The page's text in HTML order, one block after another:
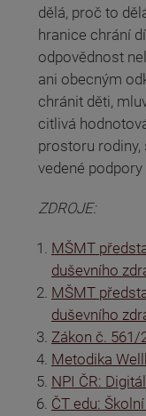
dělá, proč to
hranice chrání
odpovědnost
ani obecným
chránit děti,
citlivá
prostoru
vedené podpory
ZDROJE:
MŠMT
duševního
(odkaz je externí)
MŠMT
duševního
(odkaz je externí)
Zákon č. 561/
(odkaz je externí)
Metodika
(odkaz je externí)
NPI ČR:
(odkaz je externí)
ČT edu:
(odkaz je externí)